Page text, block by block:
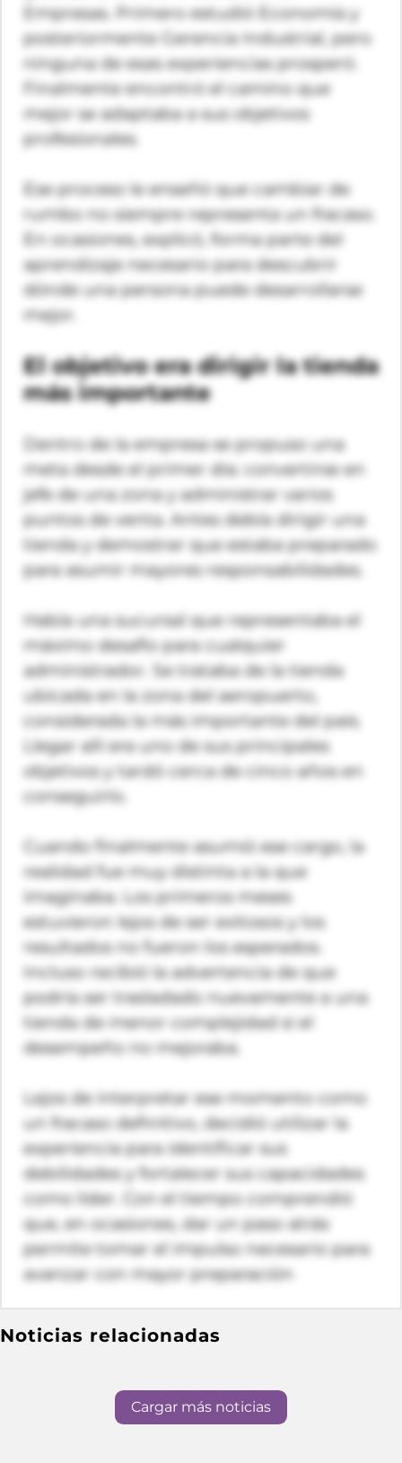
Empresas. Primero estudió Economía y
posteriormente Gerencia Industrial, pero
ninguna de esas experiencias prosperó.
Finalmente encontró el camino que
mejor se adaptaba a sus objetivos
profesionales.
Ese proceso le enseñó que cambiar de
rumbo no siempre representa un fracaso.
En ocasiones, explicó, forma parte del
aprendizaje necesario para descubrir
dónde una persona puede desarrollarse
mejor.
El objetivo era dirigir la tienda
más importante
Dentro de la empresa se propuso una
meta desde el primer día: convertirse en
jefe de una zona y administrar varios
puntos de venta. Antes debía dirigir una
tienda y demostrar que estaba preparado
para asumir mayores responsabilidades.
Había una sucursal que representaba el
máximo desafío para cualquier
administrador. Se trataba de la tienda
ubicada en la zona del aeropuerto,
considerada la más importante del país.
Llegar allí era uno de sus principales
objetivos y tardó cerca de cinco años en
conseguirlo.
Cuando finalmente asumió ese cargo, la
realidad fue muy distinta a la que
imaginaba. Los primeros meses
estuvieron lejos de ser exitosos y los
resultados no fueron los esperados.
Incluso recibió la advertencia de que
podría ser trasladado nuevamente a una
tienda de menor complejidad si el
desempeño no mejoraba.
Lejos de interpretar ese momento como
un fracaso definitivo, decidió utilizar la
experiencia para identificar sus
debilidades y fortalecer sus capacidades
como líder. Con el tiempo comprendió
que, en ocasiones, dar un paso atrás
permite tomar el impulso necesario para
avanzar con mayor preparación
Noticias relacionadas
Cargar más noticias